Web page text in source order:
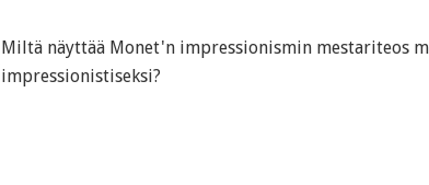
Miltä näyttää Monet'n impressionismin mestariteos
impressionistiseksi?